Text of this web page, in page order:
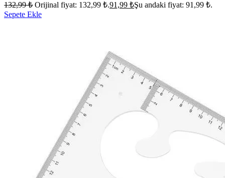
132,99₺ Orijinal fiyat: 132,99 ₺.91,99 ₺Şu andaki fiyat: 91,99 ₺.
Sepete Ekle